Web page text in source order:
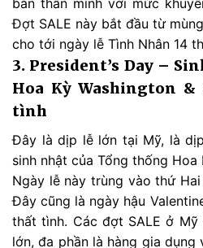
Đợt SALE này bắt đầu từ
cho tới ngày lễ Tình Nhân 14
3. President’s Day –
Hoa Kỳ Washington
tình
Đây là dịp lễ lớn tại Mỹ, là
sinh nhật của Tổng thống Hoa
Ngày lễ này trùng vào thứ
Đây cũng là ngày hậu
thất tình. Các đợt SALE ở
lớn, đa phần là hàng gia